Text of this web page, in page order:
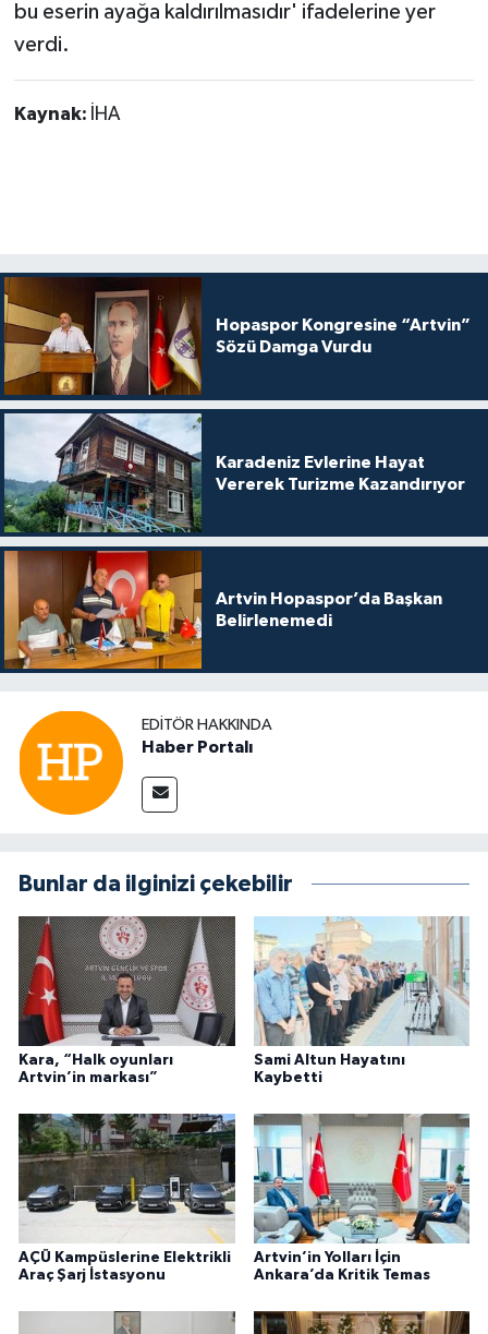
bu eserin ayağa kaldırılmasıdır' ifadelerine yer
verdi.
Kaynak: İHA
Hopaspor Kongresine “Artvin”
Sözü Damga Vurdu
Karadeniz Evlerine Hayat
Vererek Turizme Kazandırıyor
Artvin Hopaspor’da Başkan
Belirlenemedi
EDITÖR HAKKINDA
Haber Portalı
Bunlar da ilginizi çekebilir
Kara, “Halk oyunları
Artvin’in markası”
Sami Altun Hayatını
Kaybetti
AÇÜ Kampüslerine Elektrikli
Araç Şarj İstasyonu
Artvin’in Yolları İçin
Ankara’da Kritik Temas